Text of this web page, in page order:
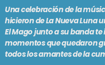
Una celebración de la
hicieron deLa Nueva Luna
El Magojunto a su banda
momentos que quedaron
todos los amantes de la